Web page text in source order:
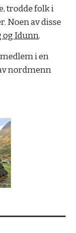
trodde folk i
Noen av disse
og Idunn.
i en
nordmenn